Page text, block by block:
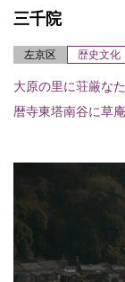
三千院
左京区 歴史文化
大原の里に荘厳な
暦寺東塔南谷に草
往生極楽院が建つ